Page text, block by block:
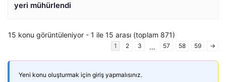
yeri mühürlendi
15 konu görüntüleniyor - 1 ile 15 arası (toplam 871)
1 2 3 … 57 58 59 →
Yeni konu oluşturmak için giriş yapmalısınız.